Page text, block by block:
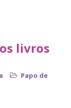
livros
Papo de